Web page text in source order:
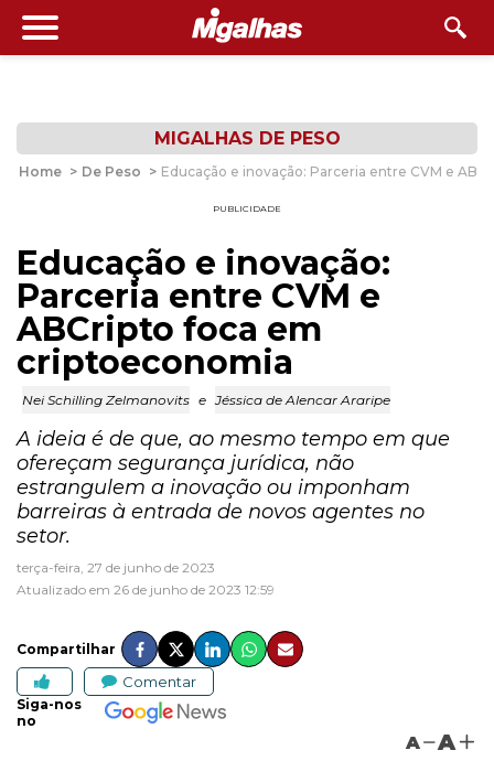
MIGALHAS DE PESO
Home > De Peso > Educação e inovação: Parceria entre CVM e
PUBLICIDADE
Educação e inovação:
Parceria entre CVM e
ABCripto foca em
criptoeconomia
Nei Schilling Zelmanovits e Jéssica de Alencar Araripe
A ideia é de que, ao mesmo tempo em que
ofereçam segurança jurídica, não
estrangulem a inovação ou imponham
barreiras à entrada de novos agentes no
setor.
terça-feira, 27 de junho de 2023
Atualizado em 26 de junho de 2023 12:59
Compartilhar
Comentar
Siga-nos
no
A A